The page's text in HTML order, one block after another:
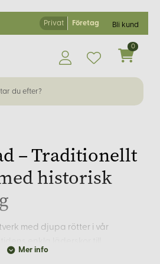
Privat Företag Bli kund
0
– Traditionellt
historisk
med djupa rötter i vår
modeller har
Mer info